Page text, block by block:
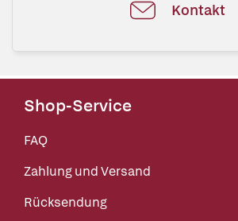
Kontakt
Shop-Service
FAQ
Zahlung und Versand
Rücksendung